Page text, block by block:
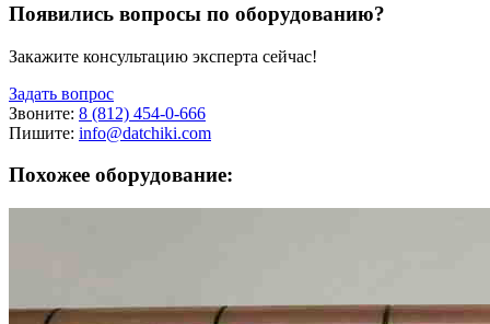
Появились вопросы по оборудованию?
Закажите консультацию эксперта сейчас!
Задать вопрос
Звоните: 8 (812) 454-0-666
Пишите: info@datchiki.com
Похожее оборудование: